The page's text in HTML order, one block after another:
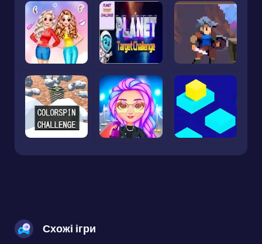
Схожі ігри